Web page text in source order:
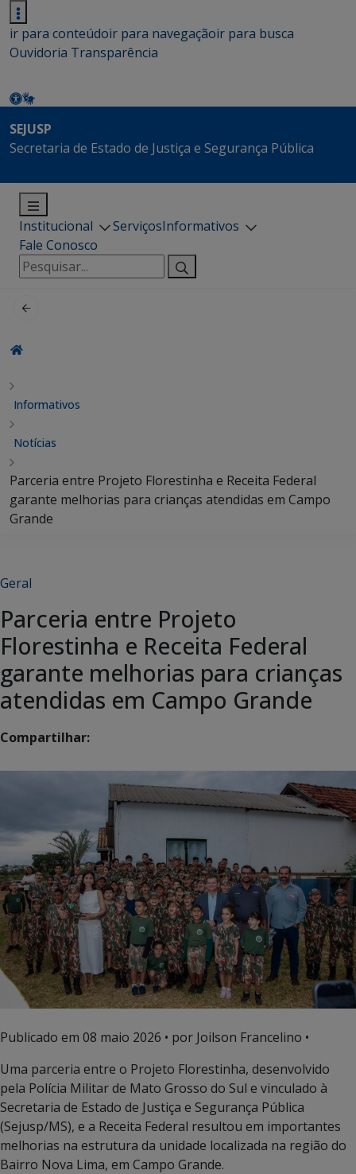
ir para conteúdoir para navegaçãoir para busca
Ouvidoria Transparência
SEJUSP
Secretaria de Estado de Justiça e Segurança Pública
Institucional ServiçosInformativos
Fale Conosco
Pesquisar
por:
Informativos
Notícias
Parceria entre Projeto Florestinha e Receita Federal
garante melhorias para crianças atendidas em Campo
Grande
Geral
Parceria entre Projeto
Florestinha e Receita Federal
garante melhorias para crianças
atendidas em Campo Grande
Compartilhar:
Publicado em 08 maio 2026 • por Joilson Francelino •
Uma parceria entre o Projeto Florestinha, desenvolvido
pela Polícia Militar de Mato Grosso do Sul e vinculado à
Secretaria de Estado de Justiça e Segurança Pública
(Sejusp/MS), e a Receita Federal resultou em importantes
melhorias na estrutura da unidade localizada na região do
Bairro Nova Lima, em Campo Grande.